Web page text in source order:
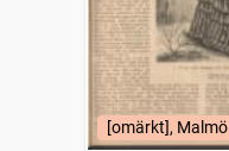
[omärkt], Malmö